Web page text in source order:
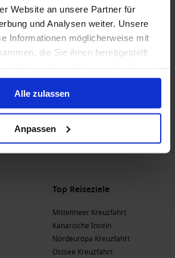
Website an unsere Partner für
und Analysen weiter. Unsere
Informationen möglicherweise mit
die Sie ihnen bereitgestellt
Alle zulassen
Anpassen
Top Reiseziele
Mittelmeer Kreuzfahrt
Kanarische Inseln
Nordeuropa Kreuzfahrt
Ostsee Kreuzfahrt